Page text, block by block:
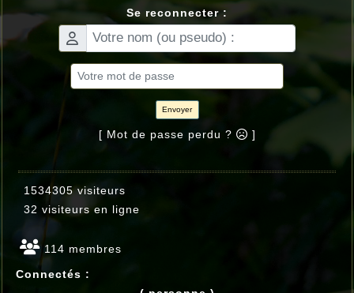
Se reconnecter :
Envoyer
[ Mot de passe perdu ? ]
1534305 visiteurs
32 visiteurs en ligne
114 membres
Connectés :